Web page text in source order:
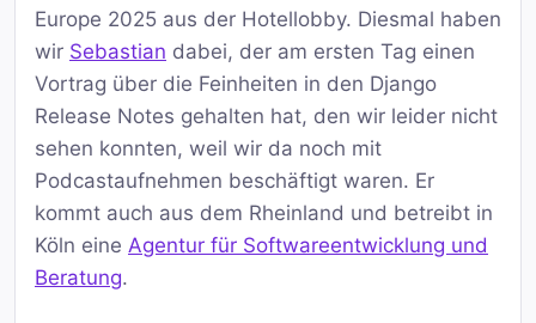
Europe 2025 aus der Hotellobby. Diesmal haben
wir Sebastian dabei, der am ersten Tag einen
Vortrag über die Feinheiten in den Django
Release Notes gehalten hat, den wir leider nicht
sehen konnten, weil wir da noch mit
Podcastaufnehmen beschäftigt waren. Er
kommt auch aus dem Rheinland und betreibt in
Köln eine Agentur für Softwareentwicklung und
Beratung.